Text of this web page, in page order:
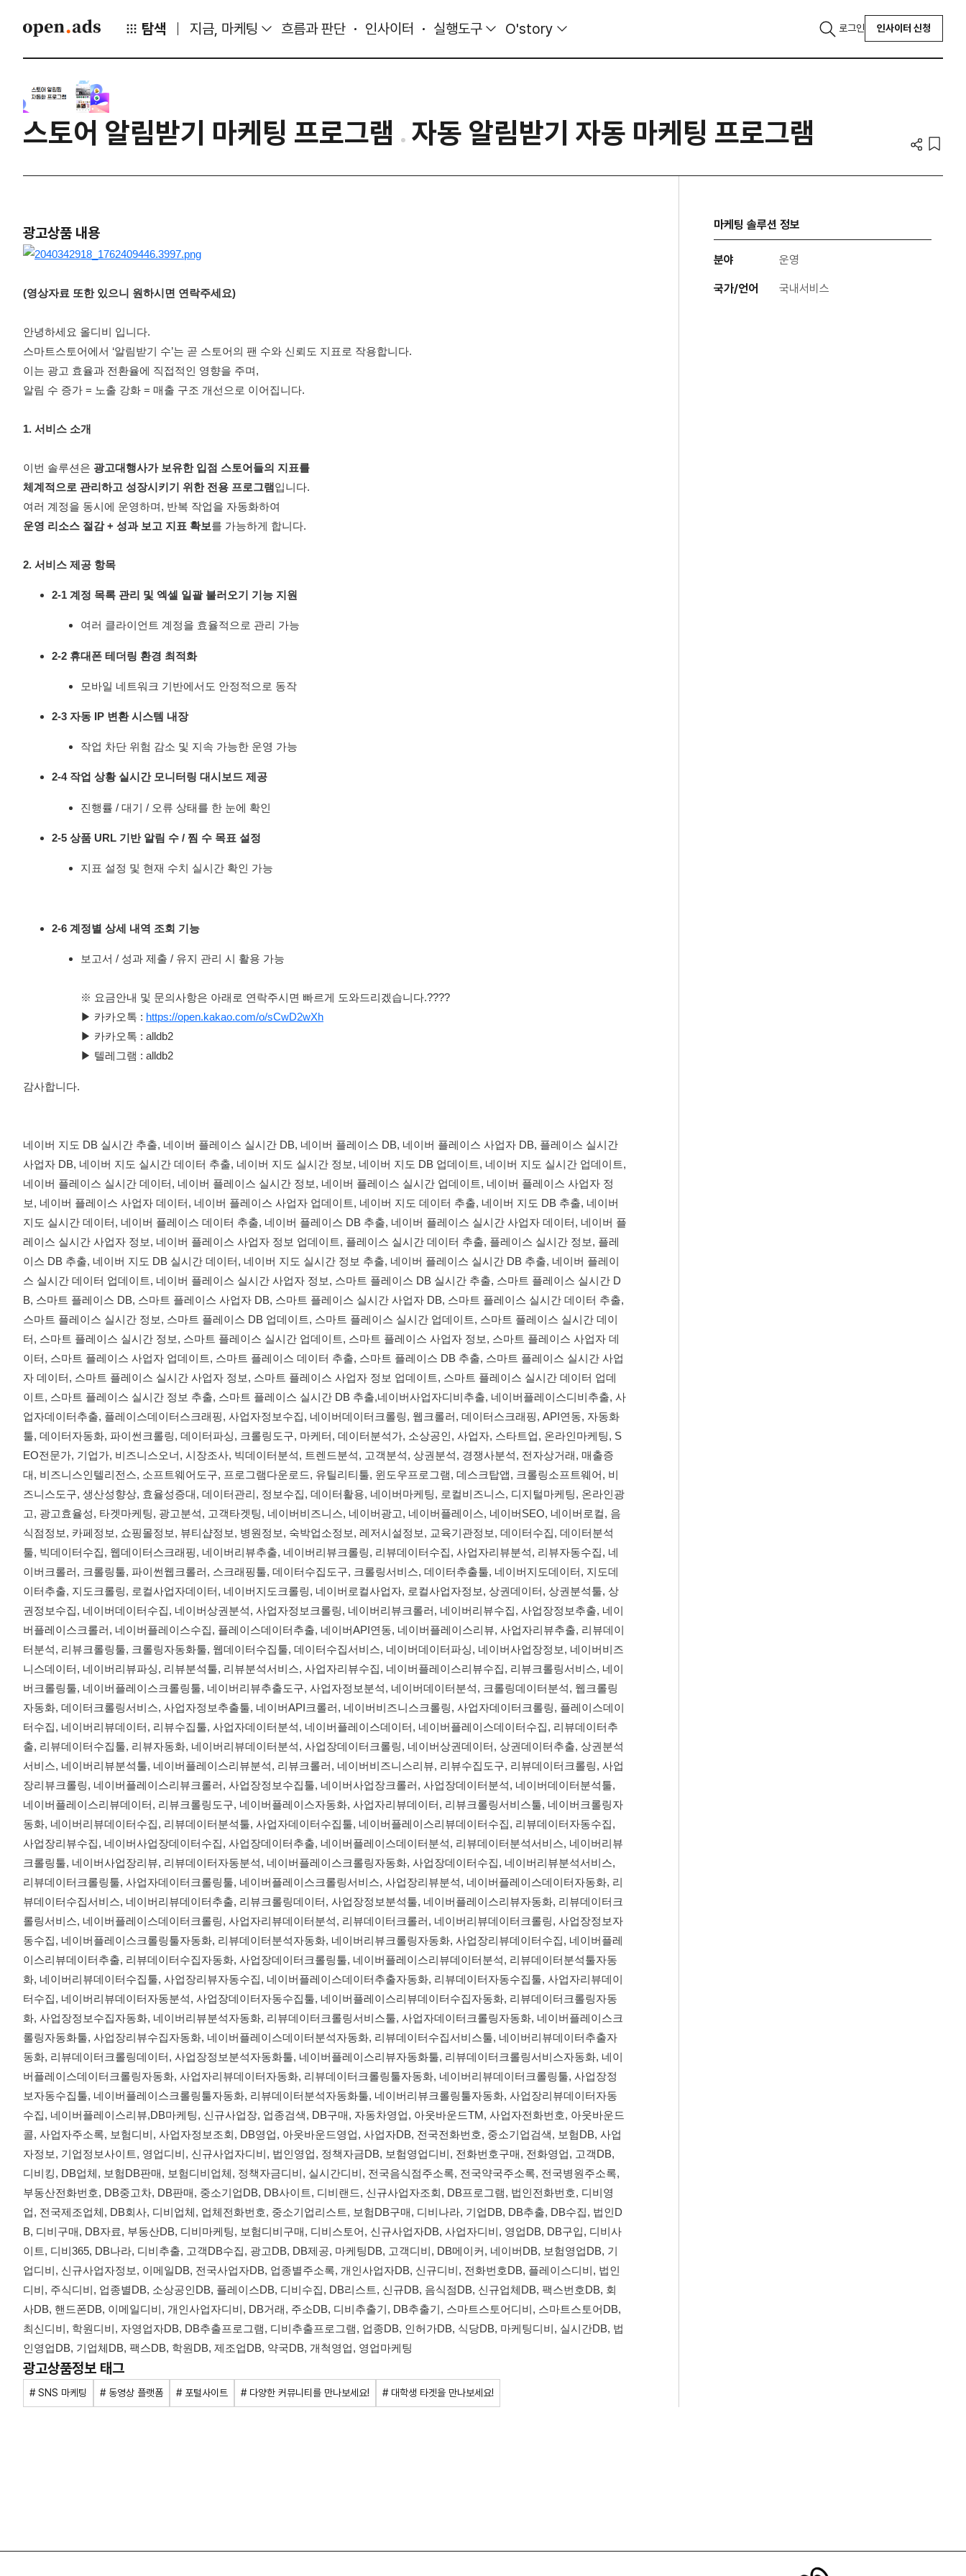
탐색 지금, 마케팅 흐름과 판단 인사이터 실행도구 O'story 로그인 인사이터 신청
스토어 알림받기 마케팅 프로그램 자동 알림받기 자동 마케팅 프로그램
광고상품 내용
(영상자료 또한 있으니 원하시면 연락주세요)
안녕하세요 올디비 입니다.
스마트스토어에서 ‘알림받기 수’는 곧 스토어의 팬 수와 신뢰도 지표로 작용합니다.
이는 광고 효율과 전환율에 직접적인 영향을 주며,
알림 수 증가 = 노출 강화 = 매출 구조 개선으로 이어집니다.
1. 서비스 소개
이번 솔루션은 광고대행사가 보유한 입점 스토어들의 지표를
체계적으로 관리하고 성장시키기 위한 전용 프로그램입니다.
여러 계정을 동시에 운영하며, 반복 작업을 자동화하여
운영 리소스 절감 + 성과 보고 지표 확보를 가능하게 합니다.
2. 서비스 제공 항목
2-1 계정 목록 관리 및 엑셀 일괄 불러오기 기능 지원
여러 클라이언트 계정을 효율적으로 관리 가능
2-2 휴대폰 테더링 환경 최적화
모바일 네트워크 기반에서도 안정적으로 동작
2-3 자동 IP 변환 시스템 내장
작업 차단 위험 감소 및 지속 가능한 운영 가능
2-4 작업 상황 실시간 모니터링 대시보드 제공
진행률 / 대기 / 오류 상태를 한 눈에 확인
2-5 상품 URL 기반 알림 수 / 찜 수 목표 설정
지표 설정 및 현재 수치 실시간 확인 가능
2-6 계정별 상세 내역 조회 기능
보고서 / 성과 제출 / 유지 관리 시 활용 가능
※ 요금안내 및 문의사항은 아래로 연락주시면 빠르게 도와드리겠습니다.????
▶ 카카오톡 : https://open.kakao.com/o/sCwD2wXh
▶ 카카오톡 : alldb2
▶ 텔레그램 : alldb2
감사합니다.
네이버 지도 DB 실시간 추출, 네이버 플레이스 실시간 DB, 네이버 플레이스 DB, 네이버 플레이스 사업자 DB, 플레이스 실시간
사업자 DB, 네이버 지도 실시간 데이터 추출, 네이버 지도 실시간 정보, 네이버 지도 DB 업데이트, 네이버 지도 실시간 업데이트,
네이버 플레이스 실시간 데이터, 네이버 플레이스 실시간 정보, 네이버 플레이스 실시간 업데이트, 네이버 플레이스 사업자 정
보, 네이버 플레이스 사업자 데이터, 네이버 플레이스 사업자 업데이트, 네이버 지도 데이터 추출, 네이버 지도 DB 추출, 네이버
지도 실시간 데이터, 네이버 플레이스 데이터 추출, 네이버 플레이스 DB 추출, 네이버 플레이스 실시간 사업자 데이터, 네이버 플
레이스 실시간 사업자 정보, 네이버 플레이스 사업자 정보 업데이트, 플레이스 실시간 데이터 추출, 플레이스 실시간 정보, 플레
이스 DB 추출, 네이버 지도 DB 실시간 데이터, 네이버 지도 실시간 정보 추출, 네이버 플레이스 실시간 DB 추출, 네이버 플레이
스 실시간 데이터 업데이트, 네이버 플레이스 실시간 사업자 정보, 스마트 플레이스 DB 실시간 추출, 스마트 플레이스 실시간 D
B, 스마트 플레이스 DB, 스마트 플레이스 사업자 DB, 스마트 플레이스 실시간 사업자 DB, 스마트 플레이스 실시간 데이터 추출,
스마트 플레이스 실시간 정보, 스마트 플레이스 DB 업데이트, 스마트 플레이스 실시간 업데이트, 스마트 플레이스 실시간 데이
터, 스마트 플레이스 실시간 정보, 스마트 플레이스 실시간 업데이트, 스마트 플레이스 사업자 정보, 스마트 플레이스 사업자 데
이터, 스마트 플레이스 사업자 업데이트, 스마트 플레이스 데이터 추출, 스마트 플레이스 DB 추출, 스마트 플레이스 실시간 사업
자 데이터, 스마트 플레이스 실시간 사업자 정보, 스마트 플레이스 사업자 정보 업데이트, 스마트 플레이스 실시간 데이터 업데
이트, 스마트 플레이스 실시간 정보 추출, 스마트 플레이스 실시간 DB 추출,네이버사업자디비추출, 네이버플레이스디비추출, 사
업자데이터추출, 플레이스데이터스크래핑, 사업자정보수집, 네이버데이터크롤링, 웹크롤러, 데이터스크래핑, API연동, 자동화
툴, 데이터자동화, 파이썬크롤링, 데이터파싱, 크롤링도구, 마케터, 데이터분석가, 소상공인, 사업자, 스타트업, 온라인마케팅, S
EO전문가, 기업가, 비즈니스오너, 시장조사, 빅데이터분석, 트렌드분석, 고객분석, 상권분석, 경쟁사분석, 전자상거래, 매출증
대, 비즈니스인텔리전스, 소프트웨어도구, 프로그램다운로드, 유틸리티툴, 윈도우프로그램, 데스크탑앱, 크롤링소프트웨어, 비
즈니스도구, 생산성향상, 효율성증대, 데이터관리, 정보수집, 데이터활용, 네이버마케팅, 로컬비즈니스, 디지털마케팅, 온라인광
고, 광고효율성, 타겟마케팅, 광고분석, 고객타겟팅, 네이버비즈니스, 네이버광고, 네이버플레이스, 네이버SEO, 네이버로컬, 음
식점정보, 카페정보, 쇼핑몰정보, 뷰티샵정보, 병원정보, 숙박업소정보, 레저시설정보, 교육기관정보, 데이터수집, 데이터분석
툴, 빅데이터수집, 웹데이터스크래핑, 네이버리뷰추출, 네이버리뷰크롤링, 리뷰데이터수집, 사업자리뷰분석, 리뷰자동수집, 네
이버크롤러, 크롤링툴, 파이썬웹크롤러, 스크래핑툴, 데이터수집도구, 크롤링서비스, 데이터추출툴, 네이버지도데이터, 지도데
이터추출, 지도크롤링, 로컬사업자데이터, 네이버지도크롤링, 네이버로컬사업자, 로컬사업자정보, 상권데이터, 상권분석툴, 상
권정보수집, 네이버데이터수집, 네이버상권분석, 사업자정보크롤링, 네이버리뷰크롤러, 네이버리뷰수집, 사업장정보추출, 네이
버플레이스크롤러, 네이버플레이스수집, 플레이스데이터추출, 네이버API연동, 네이버플레이스리뷰, 사업자리뷰추출, 리뷰데이
터분석, 리뷰크롤링툴, 크롤링자동화툴, 웹데이터수집툴, 데이터수집서비스, 네이버데이터파싱, 네이버사업장정보, 네이버비즈
니스데이터, 네이버리뷰파싱, 리뷰분석툴, 리뷰분석서비스, 사업자리뷰수집, 네이버플레이스리뷰수집, 리뷰크롤링서비스, 네이
버크롤링툴, 네이버플레이스크롤링툴, 네이버리뷰추출도구, 사업자정보분석, 네이버데이터분석, 크롤링데이터분석, 웹크롤링
자동화, 데이터크롤링서비스, 사업자정보추출툴, 네이버API크롤러, 네이버비즈니스크롤링, 사업자데이터크롤링, 플레이스데이
터수집, 네이버리뷰데이터, 리뷰수집툴, 사업자데이터분석, 네이버플레이스데이터, 네이버플레이스데이터수집, 리뷰데이터추
출, 리뷰데이터수집툴, 리뷰자동화, 네이버리뷰데이터분석, 사업장데이터크롤링, 네이버상권데이터, 상권데이터추출, 상권분석
서비스, 네이버리뷰분석툴, 네이버플레이스리뷰분석, 리뷰크롤러, 네이버비즈니스리뷰, 리뷰수집도구, 리뷰데이터크롤링, 사업
장리뷰크롤링, 네이버플레이스리뷰크롤러, 사업장정보수집툴, 네이버사업장크롤러, 사업장데이터분석, 네이버데이터분석툴,
네이버플레이스리뷰데이터, 리뷰크롤링도구, 네이버플레이스자동화, 사업자리뷰데이터, 리뷰크롤링서비스툴, 네이버크롤링자
동화, 네이버리뷰데이터수집, 리뷰데이터분석툴, 사업자데이터수집툴, 네이버플레이스리뷰데이터수집, 리뷰데이터자동수집,
사업장리뷰수집, 네이버사업장데이터수집, 사업장데이터추출, 네이버플레이스데이터분석, 리뷰데이터분석서비스, 네이버리뷰
크롤링툴, 네이버사업장리뷰, 리뷰데이터자동분석, 네이버플레이스크롤링자동화, 사업장데이터수집, 네이버리뷰분석서비스,
리뷰데이터크롤링툴, 사업자데이터크롤링툴, 네이버플레이스크롤링서비스, 사업장리뷰분석, 네이버플레이스데이터자동화, 리
뷰데이터수집서비스, 네이버리뷰데이터추출, 리뷰크롤링데이터, 사업장정보분석툴, 네이버플레이스리뷰자동화, 리뷰데이터크
롤링서비스, 네이버플레이스데이터크롤링, 사업자리뷰데이터분석, 리뷰데이터크롤러, 네이버리뷰데이터크롤링, 사업장정보자
동수집, 네이버플레이스크롤링툴자동화, 리뷰데이터분석자동화, 네이버리뷰크롤링자동화, 사업장리뷰데이터수집, 네이버플레
이스리뷰데이터추출, 리뷰데이터수집자동화, 사업장데이터크롤링툴, 네이버플레이스리뷰데이터분석, 리뷰데이터분석툴자동
화, 네이버리뷰데이터수집툴, 사업장리뷰자동수집, 네이버플레이스데이터추출자동화, 리뷰데이터자동수집툴, 사업자리뷰데이
터수집, 네이버리뷰데이터자동분석, 사업장데이터자동수집툴, 네이버플레이스리뷰데이터수집자동화, 리뷰데이터크롤링자동
화, 사업장정보수집자동화, 네이버리뷰분석자동화, 리뷰데이터크롤링서비스툴, 사업자데이터크롤링자동화, 네이버플레이스크
롤링자동화툴, 사업장리뷰수집자동화, 네이버플레이스데이터분석자동화, 리뷰데이터수집서비스툴, 네이버리뷰데이터추출자
동화, 리뷰데이터크롤링데이터, 사업장정보분석자동화툴, 네이버플레이스리뷰자동화툴, 리뷰데이터크롤링서비스자동화, 네이
버플레이스데이터크롤링자동화, 사업자리뷰데이터자동화, 리뷰데이터크롤링툴자동화, 네이버리뷰데이터크롤링툴, 사업장정
보자동수집툴, 네이버플레이스크롤링툴자동화, 리뷰데이터분석자동화툴, 네이버리뷰크롤링툴자동화, 사업장리뷰데이터자동
수집, 네이버플레이스리뷰,DB마케팅, 신규사업장, 업종검색, DB구매, 자동차영업, 아웃바운드TM, 사업자전화번호, 아웃바운드
콜, 사업자주소록, 보험디비, 사업자정보조회, DB영업, 아웃바운드영업, 사업자DB, 전국전화번호, 중소기업검색, 보험DB, 사업
자정보, 기업정보사이트, 영업디비, 신규사업자디비, 법인영업, 정책자금DB, 보험영업디비, 전화번호구매, 전화영업, 고객DB,
디비킹, DB업체, 보험DB판매, 보험디비업체, 정책자금디비, 실시간디비, 전국음식점주소록, 전국약국주소록, 전국병원주소록,
부동산전화번호, DB중고차, DB판매, 중소기업DB, DB사이트, 디비랜드, 신규사업자조회, DB프로그램, 법인전화번호, 디비영
업, 전국제조업체, DB회사, 디비업체, 업체전화번호, 중소기업리스트, 보험DB구매, 디비나라, 기업DB, DB추출, DB수집, 법인D
B, 디비구매, DB자료, 부동산DB, 디비마케팅, 보험디비구매, 디비스토어, 신규사업자DB, 사업자디비, 영업DB, DB구입, 디비사
이트, 디비365, DB나라, 디비추출, 고객DB수집, 광고DB, DB제공, 마케팅DB, 고객디비, DB메이커, 네이버DB, 보험영업DB, 기
업디비, 신규사업자정보, 이메일DB, 전국사업자DB, 업종별주소록, 개인사업자DB, 신규디비, 전화번호DB, 플레이스디비, 법인
디비, 주식디비, 업종별DB, 소상공인DB, 플레이스DB, 디비수집, DB리스트, 신규DB, 음식점DB, 신규업체DB, 팩스번호DB, 회
사DB, 핸드폰DB, 이메일디비, 개인사업자디비, DB거래, 주소DB, 디비추출기, DB추출기, 스마트스토어디비, 스마트스토어DB,
최신디비, 학원디비, 자영업자DB, DB추출프로그램, 디비추출프로그램, 업종DB, 인허가DB, 식당DB, 마케팅디비, 실시간DB, 법
인영업DB, 기업체DB, 팩스DB, 학원DB, 제조업DB, 약국DB, 개척영업, 영업마케팅
광고상품정보 태그
# SNS 마케팅 # 동영상 플랫폼 # 포털사이트 # 다양한 커뮤니티를 만나보세요! # 대학생 타겟을 만나보세요!
마케팅 솔루션 정보
분야 운영
국가/언어 국내서비스